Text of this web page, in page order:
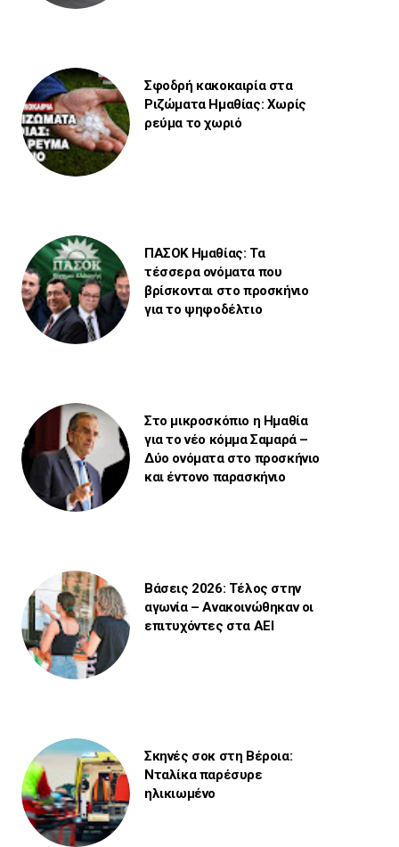
Σφοδρή κακοκαιρία στα
Ριζώματα Ημαθίας: Χωρίς
ρεύμα το χωριό
ΠΑΣΟΚ Ημαθίας: Τα
τέσσερα ονόματα που
βρίσκονται στο προσκήνιο
για το ψηφοδέλτιο
Στο μικροσκόπιο η Ημαθία
για το νέο κόμμα Σαμαρά –
Δύο ονόματα στο προσκήνιο
και έντονο παρασκήνιο
Βάσεις 2026: Τέλος στην
αγωνία – Ανακοινώθηκαν οι
επιτυχόντες στα ΑΕΙ
Σκηνές σοκ στη Βέροια:
Νταλίκα παρέσυρε
ηλικιωμένο